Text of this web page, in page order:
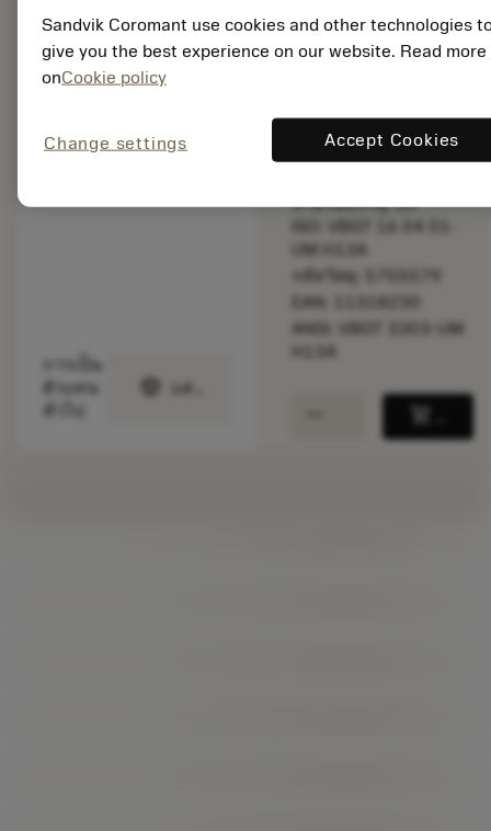
balance เปรียบเทียบผลิตภั
การเป็น
ตัวแทน
deployed_code แสดงโมเดล 3 มิติ
จำนวนบรรจุ: 10
UM H13A
รหัสวัสดุ: 5755579
EAN: 11318230
ANSI: VBGT 3303-UM
H13A
shopping_cart
Sandvik Coromant use cookies and other technologies
give you the best experience on our website. Read more
onCookie policy
Change settings Accept Cookies